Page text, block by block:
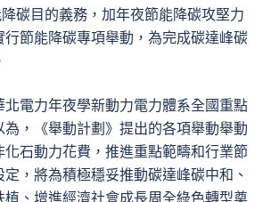
碳目的義務，加年夜節能降碳攻堅力
行節能降碳專項舉動，為完成碳達峰碳
北電力年夜學新動力電力體系全國重點
，《舉動計劃》提出的各項舉動舉動
石動力花費，推進重點範疇和行業節
，將為積極穩妥推動碳達峰碳中和、
植、增進經濟社會成長周全綠色轉型奠